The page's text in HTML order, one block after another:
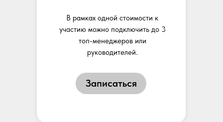
Записаться
В рамках одной стоимости к
участию можно подключить до 3
топ-менеджеров или
руководителей.